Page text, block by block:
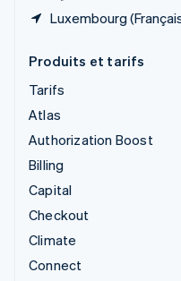
Luxembourg
Produits et tarifs
Tarifs
Atlas
Authorization Boost
Billing
Capital
Checkout
Climate
Connect